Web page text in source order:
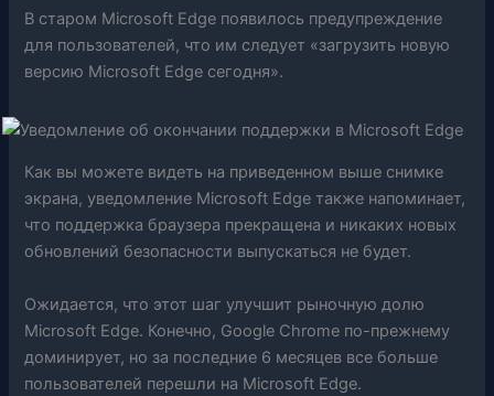
В старом Microsoft Edge появилось предупреждение
для пользователей, что им следует «загрузить новую
версию Microsoft Edge сегодня».
Как вы можете видеть на приведенном выше снимке
экрана, уведомление Microsoft Edge также напоминает,
что поддержка браузера прекращена и никаких новых
обновлений безопасности выпускаться не будет.
Ожидается, что этот шаг улучшит рыночную долю
Microsoft Edge. Конечно, Google Chrome по-прежнему
доминирует, но за последние 6 месяцев все больше
пользователей перешли на Microsoft Edge.